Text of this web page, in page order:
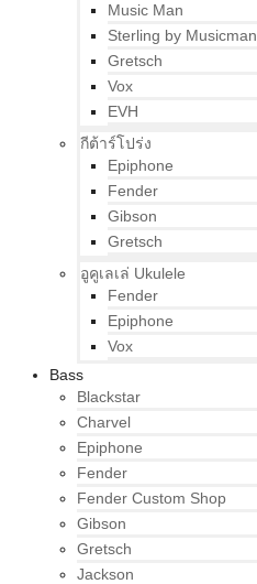
Music Man
Sterling by Musicman
Gretsch
Vox
EVH
กีต้าร์โปร่ง
Epiphone
Fender
Gibson
Gretsch
อูคูเลเล่ Ukulele
Fender
Epiphone
Vox
Bass
Blackstar
Charvel
Epiphone
Fender
Fender Custom Shop
Gibson
Gretsch
Jackson